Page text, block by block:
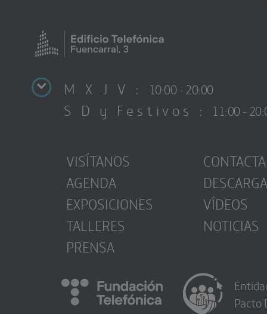
M X J V : 10:00 - 20:00
S D y Festivos : 11:00 -
VISÍTANOS
AGENDA
EXPOSICIONES
TALLERES
PRENSA
CONTACTA
VÍDEOS
NOTICIAS
Pacto